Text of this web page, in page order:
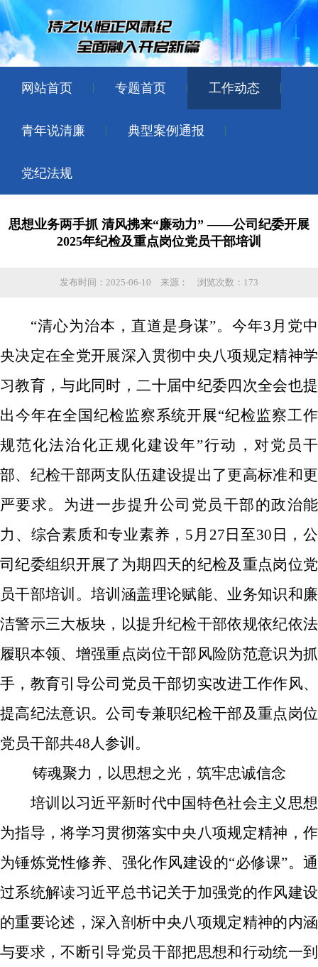
网站首页 专题首页 工作动态
青年说清廉 典型案例通报
党纪法规
思想业务两手抓 清风拂来“廉动力” ——公司纪委开展
2025年纪检及重点岗位党员干部培训
发布时间：2025-06-10 来源： 浏览次数：173
“清心为治本，直道是身谋”。今年3 月党中
央决定在全党开展深入贯彻中央八项规定精神学
习教育，与此同时，二十届中纪委四次全会也提
出今年在全国纪检监察系统开展“纪检监察工作
规范化法治化正规化建设年”行动 ， 对党员干
部、 纪检干部两支 队伍建设提出了更高标准和更
严要求。 为进一步提升公司党员干部的政治能
力、综合素质和专业素养 ， 5 月 27 日至30 日 ， 公
司纪委组织开展了为期四天的纪检及重点岗位党
员干部培训。培训涵盖理论赋能、 业务知识和廉
洁警示三大板块 ， 以提升纪检干部依规依纪依法
履职本领、增强重点岗位干部 风险防范意识为抓
手，教育引导公司党员干部切实改进工作作风、
提高纪法意识。公司专兼职纪检干部及重点岗位
党员干部共48 人参训。
铸魂聚力，以思想之光，筑牢忠诚信念
培训以习近平新时代中国特色社会主义思想
为指导，将学习贯彻落实中央八项规定精神， 作
为锤炼党性修养、强化作风建设的“必修课”。通
过系统解读习近平总书记关于加强党的作风建设
的重要论述，深入剖析中央八项规定精神的内涵
与要求，不断引导党员干部把思想和行动统一到